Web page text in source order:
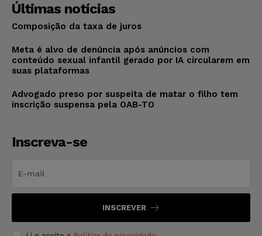
Últimas notícias
Composição da taxa de juros
Meta é alvo de denúncia após anúncios com
conteúdo sexual infantil gerado por IA circularem em
suas plataformas
Advogado preso por suspeita de matar o filho tem
inscrição suspensa pela OAB-TO
Inscreva-se
INSCREVER